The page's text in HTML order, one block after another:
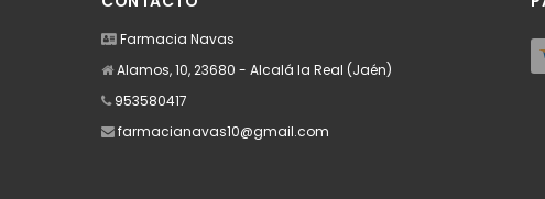
Farmacia Navas
Alamos, 10, 23680 - Alcalá la Real (Jaén)
953580417
farmacianavas10@gmail.com